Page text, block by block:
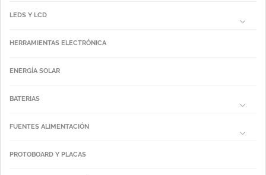
LEDS Y LCD
HERRAMIENTAS ELECTRÓNICA
ENERGÍA SOLAR
BATERIAS
FUENTES ALIMENTACIÓN
PROTOBOARD Y PLACAS